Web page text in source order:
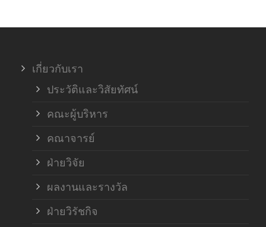
เกี่ยวกับเรา
ประวัติและวิสัยทัศน์
คณะผู้บริหาร
คณาจารย์
ฝ่ายวิจัย
ผลงานและรางวัล
ฝ่ายวิรัชกิจ